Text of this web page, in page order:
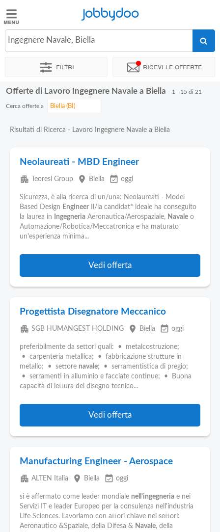
Jobbydoo
Offerte
Stipendi
Elenco
Pubblica
Offerte
Aziende
Jobbydoo
Ingegnere Navale, Biella
Filtri Ricevi le offerte
Offerte di Lavoro Ingegnere Navale a Biella 1 - 15 di 21
Cerca offerte a
Risultati di Ricerca - Lavoro Ingegnere Navale a Biella
Neolaureati - MBD Engineer
apartment Teoresi Group place Biella event_available oggi
Sicurezza, è alla ricerca di un/una: Neolaureati - Model
Based Design Engineer Il/la candidat* ideale ha conseguito
la laurea in
Ingegneria Aeronautica/Aerospaziale, Navale o
Automazione/Robotica/Meccatronica e ha maturato
un'esperienza minima...
Vedi offerta
Progettista Disegnatore Meccanico
apartment SGB HUMANGEST HOLDING place Biella event_available oggi
preferibilmente da settori quali: • metalcostruzione;
• carpenteria metallica; • fabbricazione strutture in
metallo; • settore navale; • serramentistica di pregio;
• serramenti in alluminio e facciate continue; • Buona
capacità di lettura del disegno tecnico...
Vedi offerta
Manufacturing Engineer - Aerospace
apartment ALTEN Italia place Biella event_available oggi
si è affermato come leader mondiale nell'ingegneria e nei
Servizi IT e leader Europeo per la consulenza nell'industria
Life Sciences. Lavoriamo con attori chiave nei settori:
Aeronautico &Spaziale, della Difesa & Navale, della